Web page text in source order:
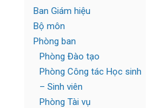
Ban Giám hiệu
Bộ môn
Phòng ban
Phòng Đào tạo
Phòng Công tác Học sinh
– Sinh viên
Phòng Tài vụ